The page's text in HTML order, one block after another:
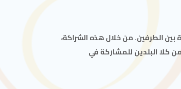
بين الطرفين. من خلال هذه الشراكة،
كلا البلدين للمشاركة في